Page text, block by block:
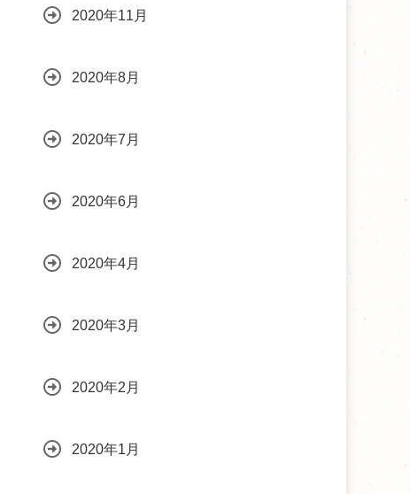
2020年11月
2020年8月
2020年7月
2020年6月
2020年4月
2020年3月
2020年2月
2020年1月